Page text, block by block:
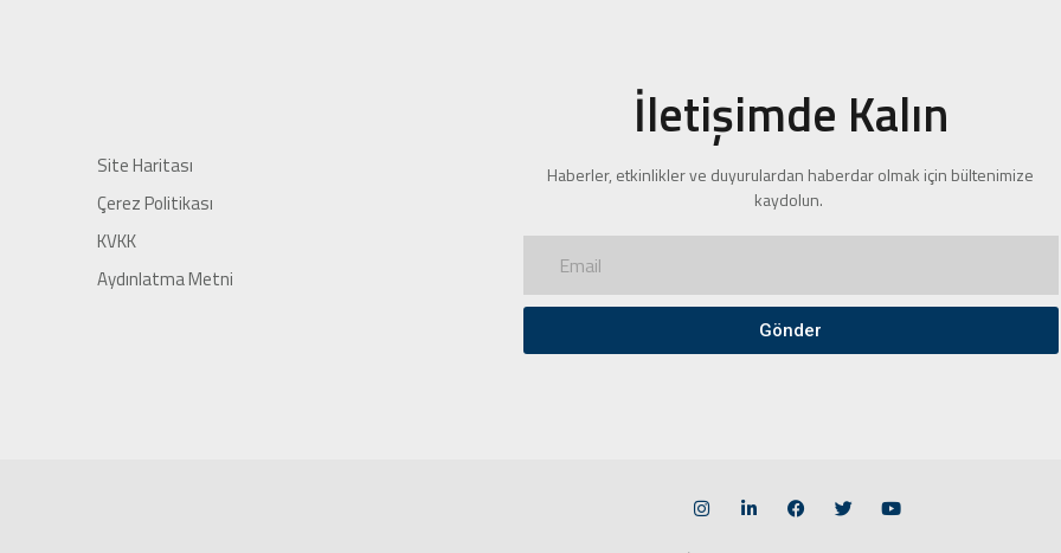
Site Haritası
Çerez Politikası
KVKK
Aydınlatma Metni
İletişimde Kalın
Haberler, etkinlikler ve duyurulardan haberdar olmak için bültenimize
kaydolun.
Gönder